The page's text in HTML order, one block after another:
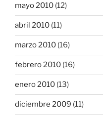
mayo 2010 (12)
abril 2010 (11)
marzo 2010 (16)
febrero 2010 (16)
enero 2010 (13)
diciembre 2009 (11)